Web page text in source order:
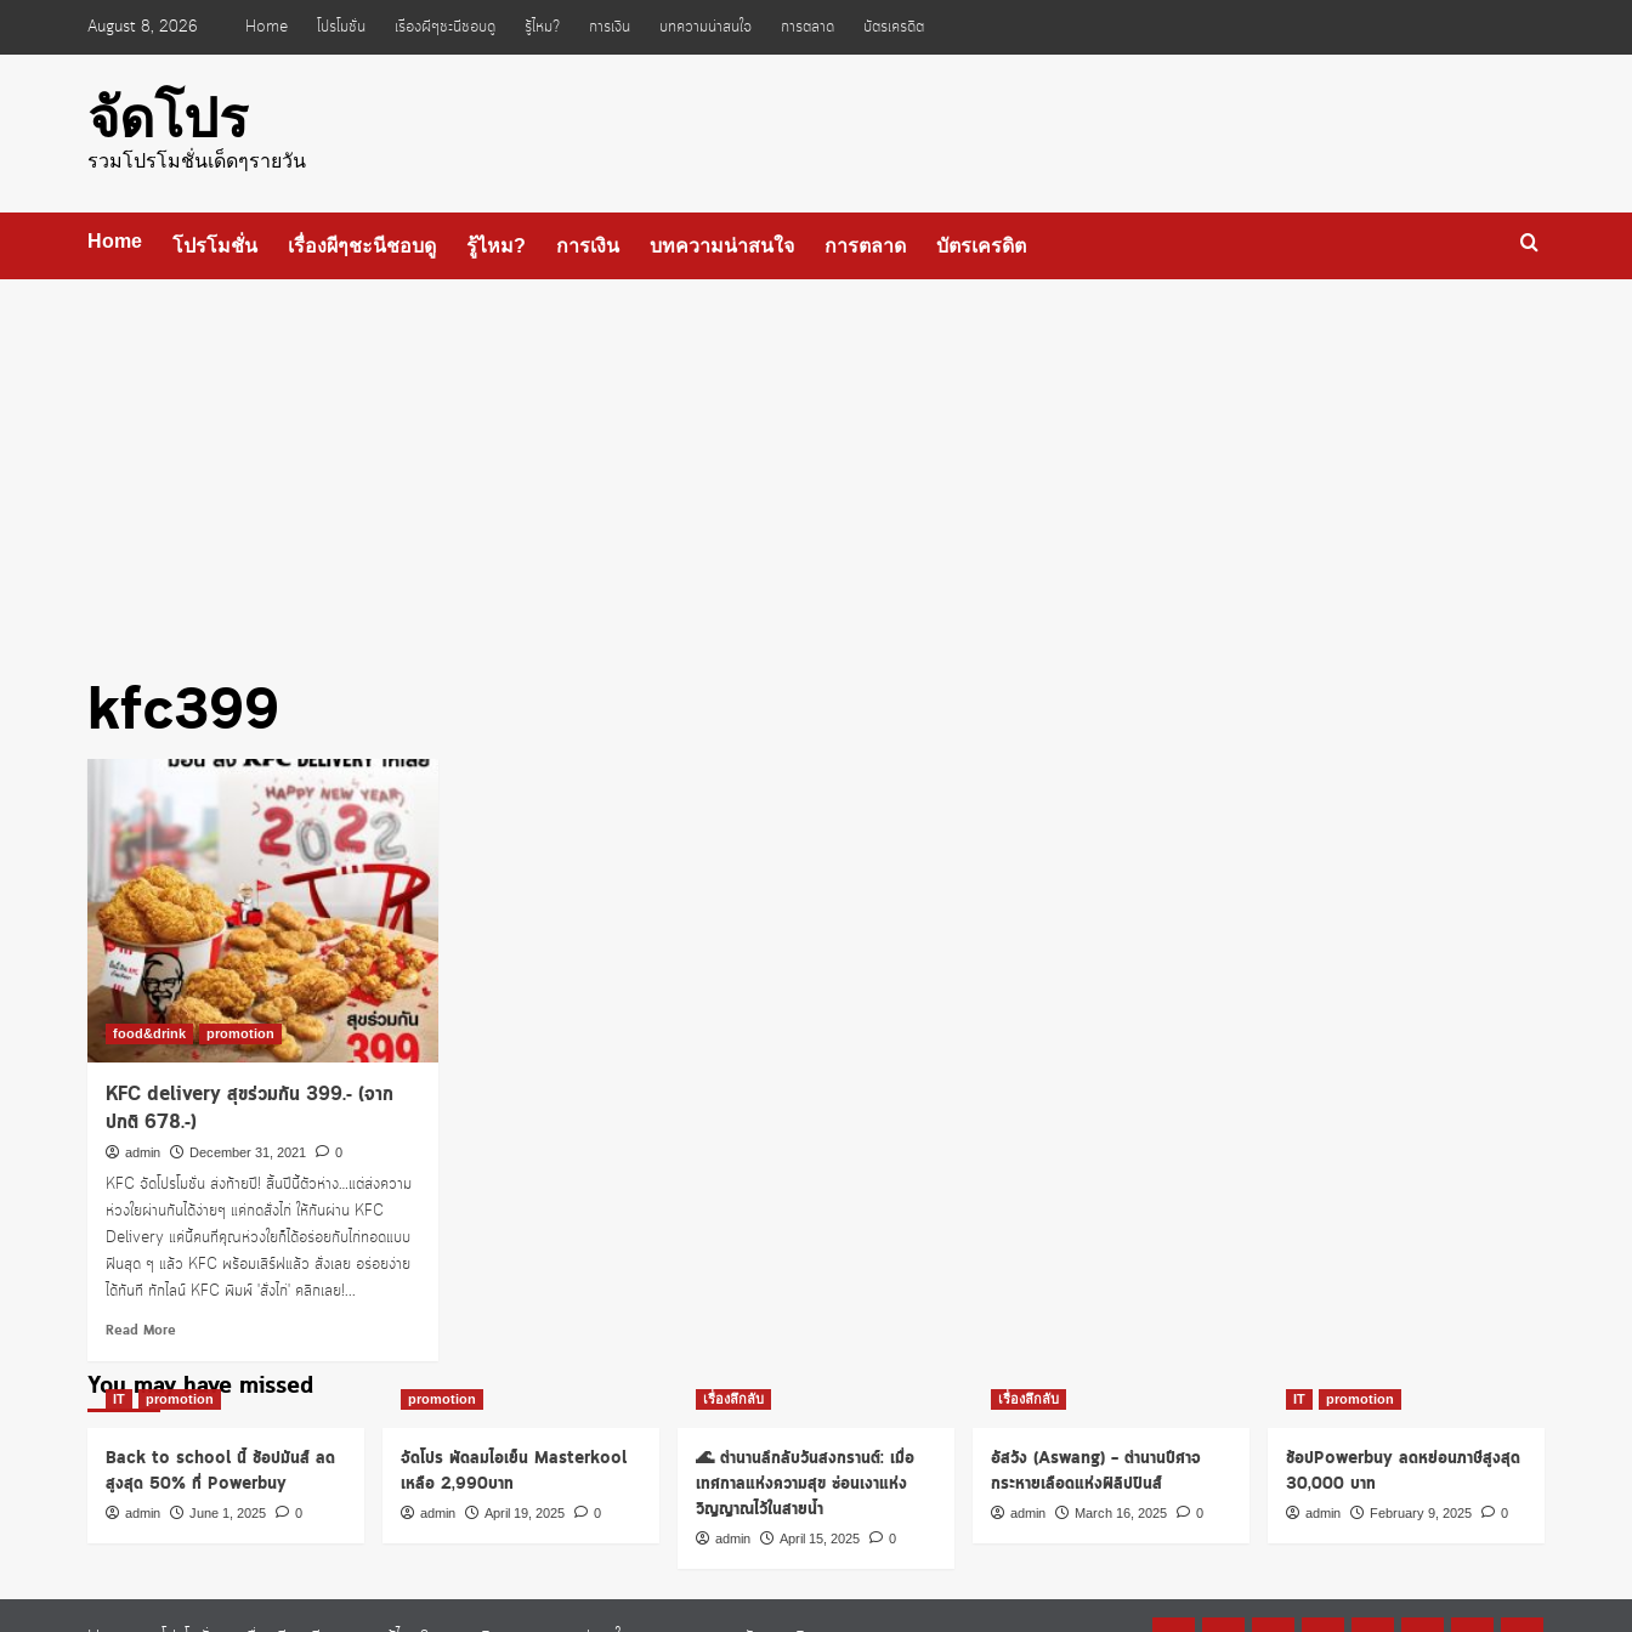
August 8, 2026 Home โปรโมชั่น เรื่องผีๆชะนีชอบดู รู้ไหม? การเงิน บทความน่าสนใจ การตลาด บัตรเครดิต
จัดโปร
รวมโปรโมชั่นเด็ดๆรายวัน
Home โปรโมชั่น เรื่องผีๆชะนีชอบดู รู้ไหม? การเงิน บทความน่าสนใจ การตลาด บัตรเครดิต
kfc399
food&drink promotion
KFC delivery สุขร่วมกัน 399.- (จาก
ปกติ 678.-)
admin December 31, 2021 0
KFC จัดโปรโมชั่น ส่งท้ายปี! สิ้นปีนี้ตัวห่าง…แต่ส่งความ
ห่วงใยผ่านกันได้ง่ายๆ แค่กดสั่งไก่ ให้กันผ่าน KFC
Delivery แค่นี้คนที่คุณห่วงใยก็ได้อร่อยกับไก่ทอดแบบ
ฟินสุด ๆ แล้ว KFC พร้อมเสิร์ฟแล้ว สั่งเลย อร่อยง่าย
ได้ทันที ทักไลน์ KFC พิมพ์ 'สั่งไก่' คลิกเลย!...
Read More
about
KFC
399.-
(จาก
ปกติ
You may have missed
IT promotion
Back to school นี้ ช้อปมันส์ ลด
สูงสุด 50% ที่ Powerbuy
admin June 1, 2025 0
promotion
จัดโปร พัดลมไอเย็น Masterkool
เหลือ 2,990บาท
admin April 19, 2025 0
เรื่องลึกลับ
🌊 ตำนานลึกลับวันสงกรานต์: เมื่อ
เทศกาลแห่งความสุข ซ่อนเงาแห่ง
วิญญาณไว้ในสายน้ำ
admin April 15, 2025 0
เรื่องลึกลับ
อัสวัง (Aswang) – ตำนานปีศาจ
กระหายเลือดแห่งฟิลิปปินส์
admin March 16, 2025 0
IT promotion
ช้อปPowerbuy ลดหย่อนภาษีสูงสุด
30,000 บาท
admin February 9, 2025 0